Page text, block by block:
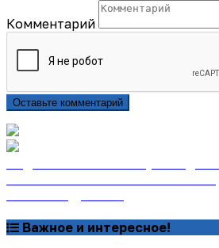
Комментарий
Оставьте комментарий
Важное и интересное!